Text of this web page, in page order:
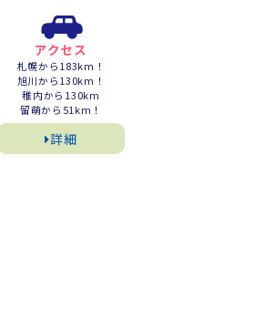
アクセス
札幌から183km！
旭川から130km！
稚内から130km
留萌から51km！
詳細